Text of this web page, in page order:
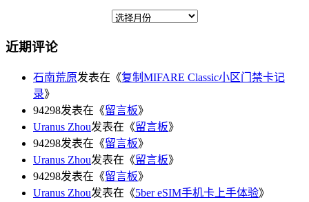
近期评论
石南荒原发表在《复制MIFARE Classic小区门禁卡记
录》
94298发表在《留言板》
Uranus Zhou发表在《留言板》
94298发表在《留言板》
Uranus Zhou发表在《留言板》
94298发表在《留言板》
Uranus Zhou发表在《5ber eSIM手机卡上手体验》